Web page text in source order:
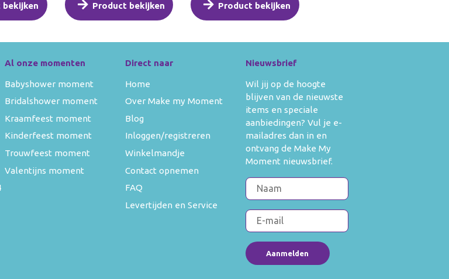
bekijken Product bekijken Product bekijken
Al onze momenten
Babyshower moment
Bridalshower moment
Kraamfeest moment
Kinderfeest moment
Trouwfeest moment
Valentijns moment
Direct naar
Home
Over Make my Moment
Blog
Inloggen/registreren
Winkelmandje
Contact opnemen
FAQ
Levertijden en Service
Nieuwsbrief
Wil jij op de hoogte
blijven van de nieuwste
items en speciale
aanbiedingen? Vul je e-
mailadres dan in en
ontvang de Make My
Moment nieuwsbrief.